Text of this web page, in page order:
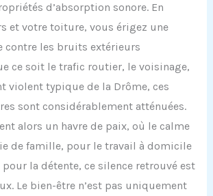
d’absorption sonore. En
et votre toiture, vous érigez une
contre les bruits extérieurs
ce soit le trafic routier, le voisinage,
violent typique de la Drôme, ces
sont considérablement atténuées.
alors un havre de paix, où le calme
de famille, pour le travail à domicile
la détente, ce silence retrouvé est
Le bien-être n’est pas uniquement